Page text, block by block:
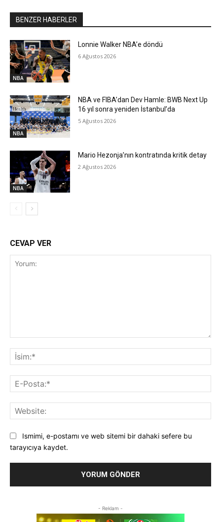
BENZER HABERLER
NBA
Lonnie Walker NBA’e döndü
6 Ağustos 2026
NBA
NBA ve FIBA’dan Dev Hamle: BWB Next Up
16 yıl sonra yeniden İstanbul’da
5 Ağustos 2026
NBA
Mario Hezonja’nın kontratında kritik detay
2 Ağustos 2026
CEVAP VER
Ismimi, e-postamı ve web sitemi bir dahaki sefere bu
tarayıcıya kaydet.
- Reklam -